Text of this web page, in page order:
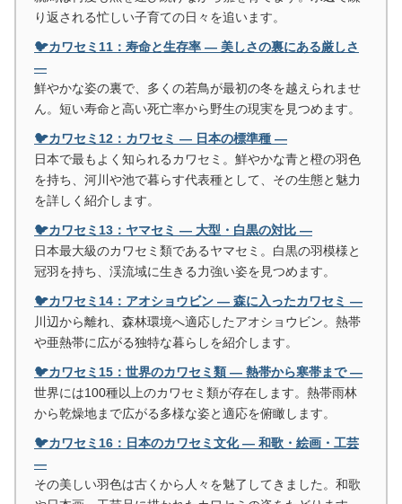
り返される忙しい子育ての日々を追います。
🐦カワセミ11：寿命と生存率 ― 美しさの裏にある厳しさ
―
鮮やかな姿の裏で、多くの若鳥が最初の冬を越えられませ
ん。短い寿命と高い死亡率から野生の現実を見つめます。
🐦カワセミ12：カワセミ ― 日本の標準種 ―
日本で最もよく知られるカワセミ。鮮やかな青と橙の羽色
を持ち、河川や池で暮らす代表種として、その生態と魅力
を詳しく紹介します。
🐦カワセミ13：ヤマセミ ― 大型・白黒の対比 ―
日本最大級のカワセミ類であるヤマセミ。白黒の羽模様と
冠羽を持ち、渓流域に生きる力強い姿を見つめます。
🐦カワセミ14：アオショウビン ― 森に入ったカワセミ ―
川辺から離れ、森林環境へ適応したアオショウビン。熱帯
や亜熱帯に広がる独特な暮らしを紹介します。
🐦カワセミ15：世界のカワセミ類 ― 熱帯から寒帯まで ―
世界には100種以上のカワセミ類が存在します。熱帯雨林
から乾燥地まで広がる多様な姿と適応を俯瞰します。
🐦カワセミ16：日本のカワセミ文化 ― 和歌・絵画・工芸
―
その美しい羽色は古くから人々を魅了してきました。和歌